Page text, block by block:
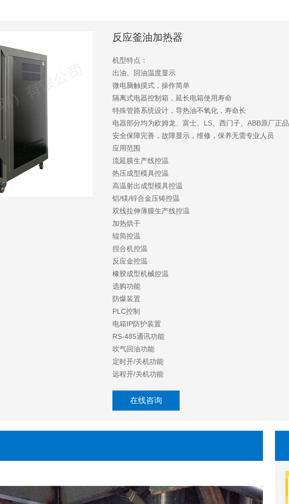
反应釜油加热器
机型特点：
出油、回油温度显示
微电脑触摸式，操作简单
隔离式电器控制箱，延长电箱使用寿命
特殊管路系统设计，导热油不氧化，寿命长
电器部分均为欧姆龙、富士、LS、西门子、ABB原厂正品
安全保障完善，故障显示，维修，保养无需专业人员
应用范围
流延膜生产线控温
热压成型模具控温
高温射出成型模具控温
铝/镁/锌合金压铸控温
双线拉伸薄膜生产线控温
加热烘干
辊筒控温
捏合机控温
反应金控温
橡胶成型机械控温
选购功能
防爆装置
PLC控制
电箱IP防护装置
RS-485通讯功能
吹气回油功能
定时开/关机功能
远程开/关机功能
在线咨询